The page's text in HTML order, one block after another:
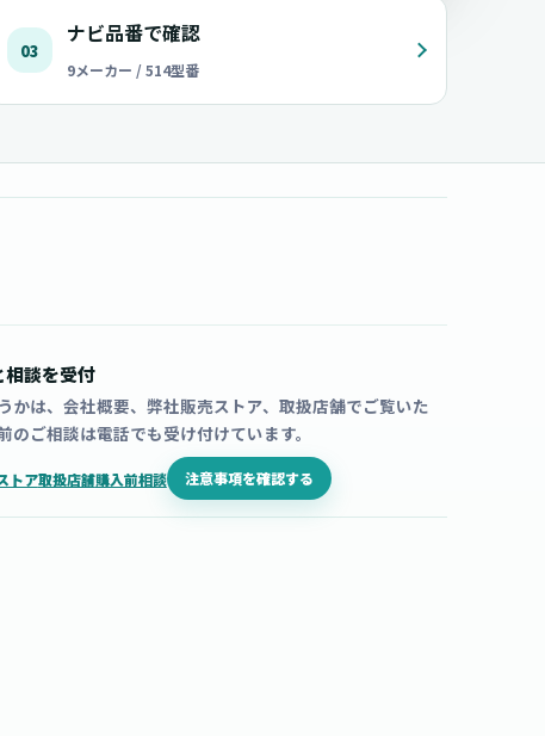
03
ナビ品番で確認
9メーカー / 514型番
相談を受付
かは、会社概要、弊社販売ストア、取扱店舗でご覧いた
のご相談は電話でも受け付けています。
トア取扱店舗購入前相談 注意事項を確認する